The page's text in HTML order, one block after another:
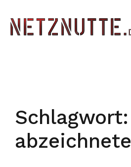
Inhalt
springen
Schlagwort:
abzeichnete